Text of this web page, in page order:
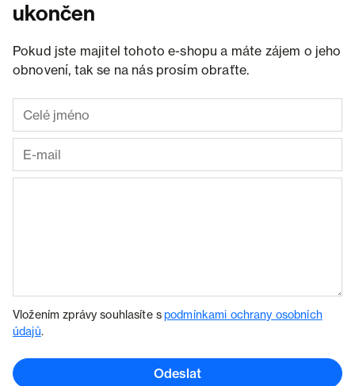
ukončen
Pokud jste majitel tohoto e-shopu a máte zájem o jeho
obnovení, tak se na nás prosím obraťte.
Vložením zprávy souhlasíte spodmínkami ochrany osobních
údajů.
Odeslat